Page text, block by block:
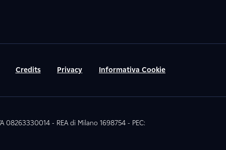
Credits Privacy Informativa Cookie
08263330014 - REA di Milano 1698754 - PEC: